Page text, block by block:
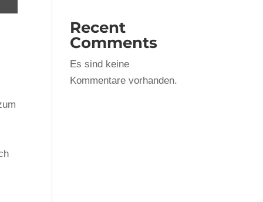
Recent
Comments
Es sind keine
Kommentare vorhanden.